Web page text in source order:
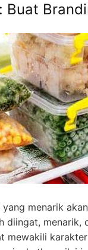
Buat
menarik
diingat,
mewakili